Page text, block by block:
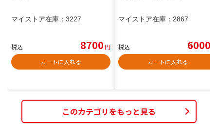
マイストア在庫： 3227
税込 8700円
カートに入れる
マイストア在庫： 2867
税込 6000
カートに入れる
このカテゴリをもっと見る